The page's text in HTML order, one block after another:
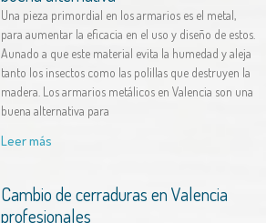
Una pieza primordial en los armarios es el metal,
para aumentar la eficacia en el uso y diseño de estos.
Aunado a que este material evita la humedad y aleja
tanto los insectos como las polillas que destruyen la
madera. Los armarios metálicos en Valencia son una
buena alternativa para
Leer más
Cambio de cerraduras en Valencia
profesionales